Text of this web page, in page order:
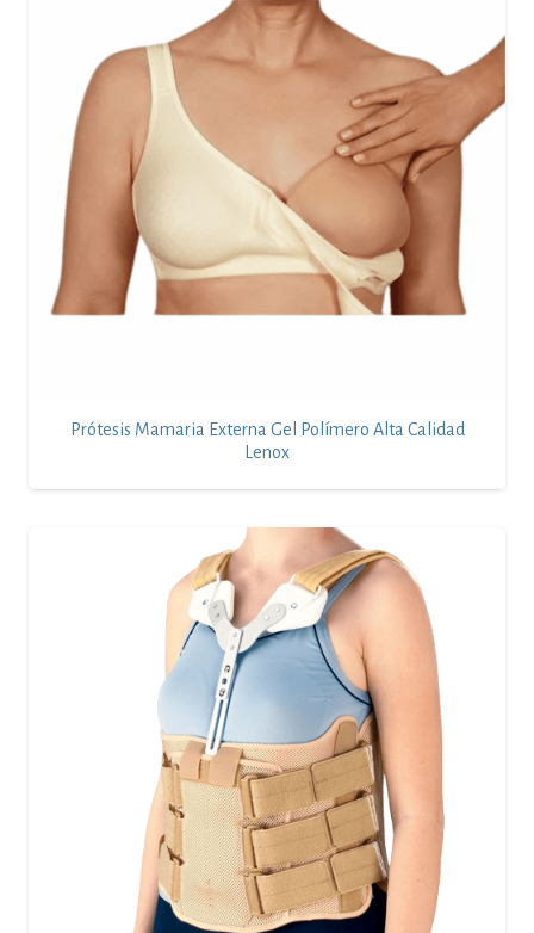
Prótesis Mamaria Externa Gel Polímero Alta Calidad
Lenox